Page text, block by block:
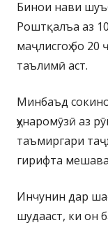
Бинои нави
Роштқалъа аз
маҷлисгоҳ бо
таълимӣ аст.
Минбаъд
ҳунаромӯзӣ аз
таъмиргари
гирифта
Инчунин дар
шудааст, ки он